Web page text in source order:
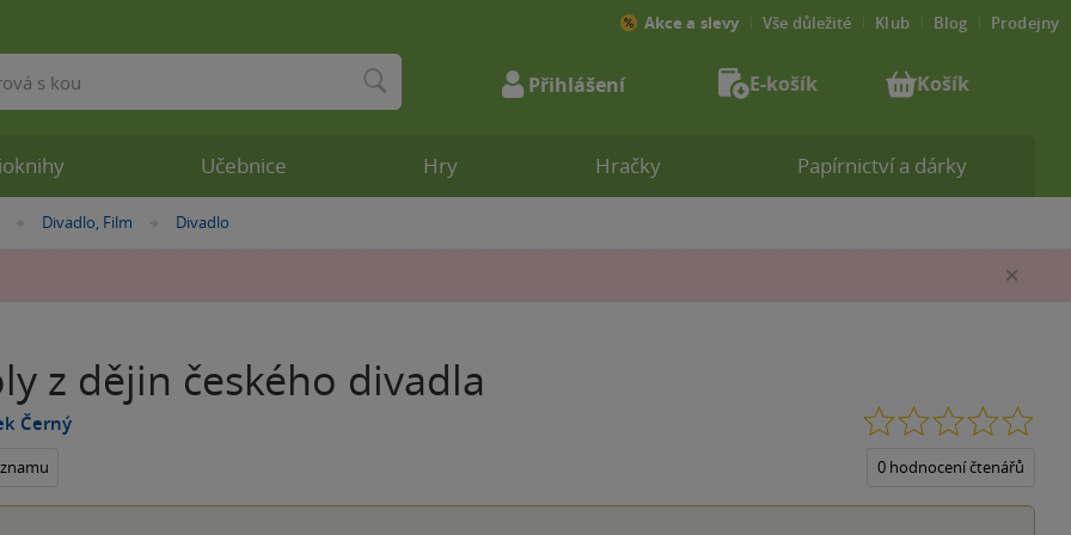
»
Divadlo, Film »
Divadlo
z dějin českého divadla
Černý
0 hodnocení čtenářů
Učebnice Hry Hračky Papírnictví a dárky
Akce a slevy Vše důležité Klub Blog Prodejny
Přihlášení E-košík Košík